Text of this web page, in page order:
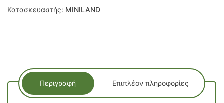
Κατασκευαστής: MINILAND
Περιγραφή Επιπλέον πληροφορίες